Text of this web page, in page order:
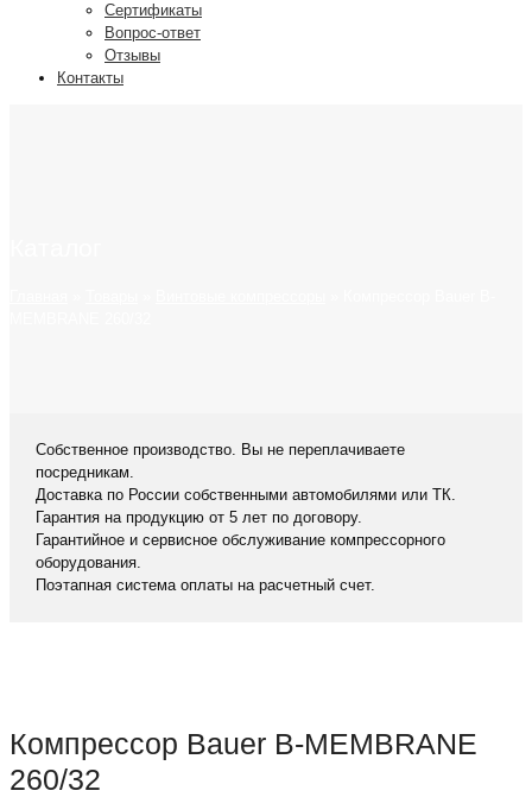
Сертификаты
Вопрос-ответ
Отзывы
Контакты
Собственное производство. Вы не переплачиваете
посредникам.
Доставка по России собственными автомобилями или ТК.
Гарантия на продукцию от 5 лет по договору.
Гарантийное и сервисное обслуживание компрессорного
оборудования.
Поэтапная система оплаты на расчетный счет.
Компрессор Bauer B-MEMBRANE
260/32